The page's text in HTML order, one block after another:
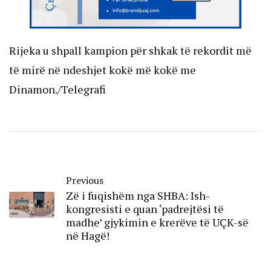
Rijeka u shpall kampion për shkak të rekordit më
të mirë në ndeshjet kokë më kokë me
Dinamon./Telegrafi
Previous
Zë i fuqishëm nga SHBA: Ish-
kongresisti e quan ‘padrejtësi të
madhe’ gjykimin e krerëve të UÇK-së
në Hagë!